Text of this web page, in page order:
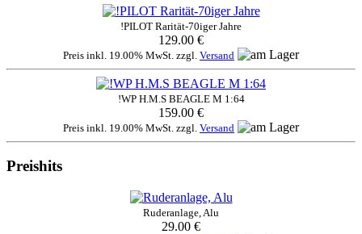
!PILOT Rarität-70iger Jahre
129.00 €
Preis inkl. 19.00% MwSt. zzgl. Versand
!WP H.M.S BEAGLE M 1:64
159.00 €
Preis inkl. 19.00% MwSt. zzgl. Versand
Preishits
Ruderanlage, Alu
29.00 €